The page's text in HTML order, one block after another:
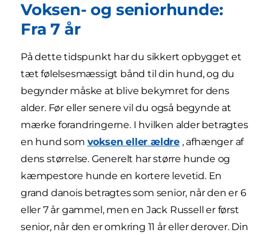
Voksen- og seniorhunde:
Fra 7 år
På dette tidspunkt har du sikkert opbygget et
tæt følelsesmæssigt bånd til din hund, og du
begynder måske at blive bekymret for dens
alder. Før eller senere vil du også begynde at
mærke forandringerne. I hvilken alder betragtes
en hund som voksen eller ældre , afhænger af
dens størrelse. Generelt har større hunde og
kæmpestore hunde en kortere levetid. En
grand danois betragtes som senior, når den er 6
eller 7 år gammel, men en Jack Russell er først
senior, når den er omkring 11 år eller derover. Din